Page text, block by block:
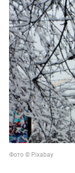
Фото © Pixabay